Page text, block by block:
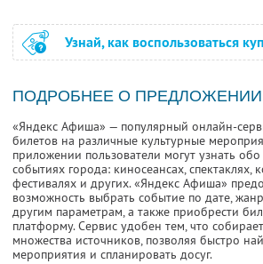
Узнай, как воспользоваться
ПОДРОБНЕЕ О ПРЕДЛОЖЕНИИ
«Яндекс Афиша» — популярный онлайн-
билетов на различные культурные
приложении пользователи могут узнать
событиях города: киносеансах, спектаклях,
фестивалях и других. «Яндекс Афиша»
возможность выбрать событие по дате,
другим параметрам, а также приобрести
платформу. Сервис удобен тем, что
множества источников, позволяя быстро
мероприятия и спланировать досуг.